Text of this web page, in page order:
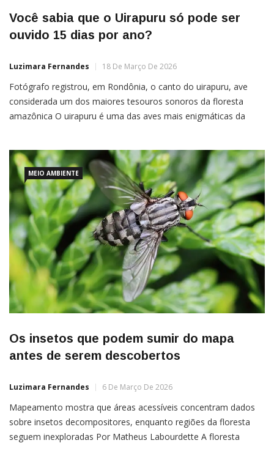
Você sabia que o Uirapuru só pode ser
ouvido 15 dias por ano?
Luzimara Fernandes 18 De Março De 2026
Fotógrafo registrou, em Rondônia, o canto do uirapuru, ave
considerada um dos maiores tesouros sonoros da floresta
amazônica O uirapuru é uma das aves mais enigmáticas da
entre 12 e 15 dias por ano. No […]
MEIO AMBIENTE
Os insetos que podem sumir do mapa
antes de serem descobertos
Luzimara Fernandes 6 De Março De 2026
Mapeamento mostra que áreas acessíveis concentram dados
sobre insetos decompositores, enquanto regiões da floresta
seguem inexploradas Por Matheus Labourdette A floresta